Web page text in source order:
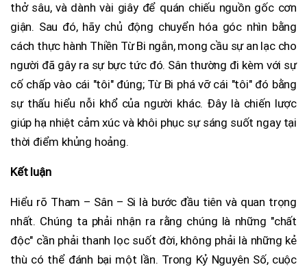
thở sâu, và dành vài giây để quán chiếu nguồn gốc cơn
giận. Sau đó, hãy chủ động chuyển hóa góc nhìn bằng
cách thực hành Thiền Từ Bi ngắn, mong cầu sự an lạc cho
người đã gây ra sự bực tức đó. Sân thường đi kèm với sự
cố chấp vào cái "tôi" đúng; Từ Bi phá vỡ cái "tôi" đó bằng
sự thấu hiểu nỗi khổ của người khác. Đây là chiến lược
giúp hạ nhiệt cảm xúc và khôi phục sự sáng suốt ngay tại
thời điểm khủng hoảng.
Kết luận
Hiểu rõ Tham – Sân – Si là bước đầu tiên và quan trọng
nhất. Chúng ta phải nhận ra rằng chúng là những "chất
độc" cần phải thanh lọc suốt đời, không phải là những kẻ
thù có thể đánh bại một lần. Trong Kỷ Nguyên Số, cuộc